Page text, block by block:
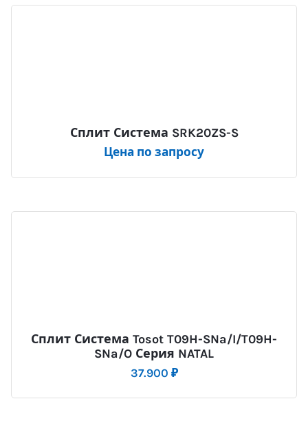
Сплит Система SRK20ZS-S
Цена по запросу
Сплит Система Tosot T09H-SNa/I/T09H-
SNa/O Серия NATAL
37.900 ₽